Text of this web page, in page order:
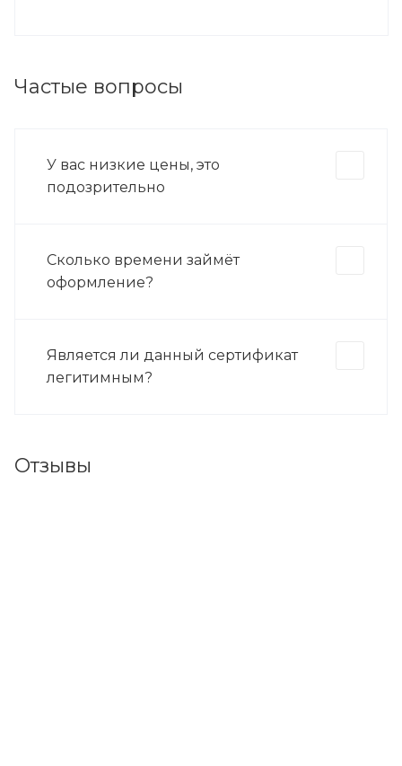
Частые вопросы
У вас низкие цены, это
подозрительно
Сколько времени займёт
оформление?
Является ли данный сертификат
легитимным?
Отзывы